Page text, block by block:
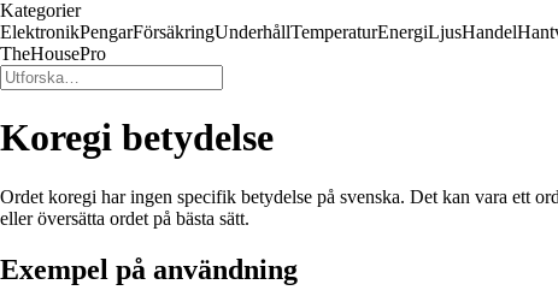
Kategorier
ElektronikPengarFörsäkringUnderhållTemperaturEnergiLjusHandel
TheHousePro
Koregi betydelse
Ordet koregi har ingen specifik betydelse på svenska. Det kan vara ett
eller översätta ordet på bästa sätt.
Exempel på användning